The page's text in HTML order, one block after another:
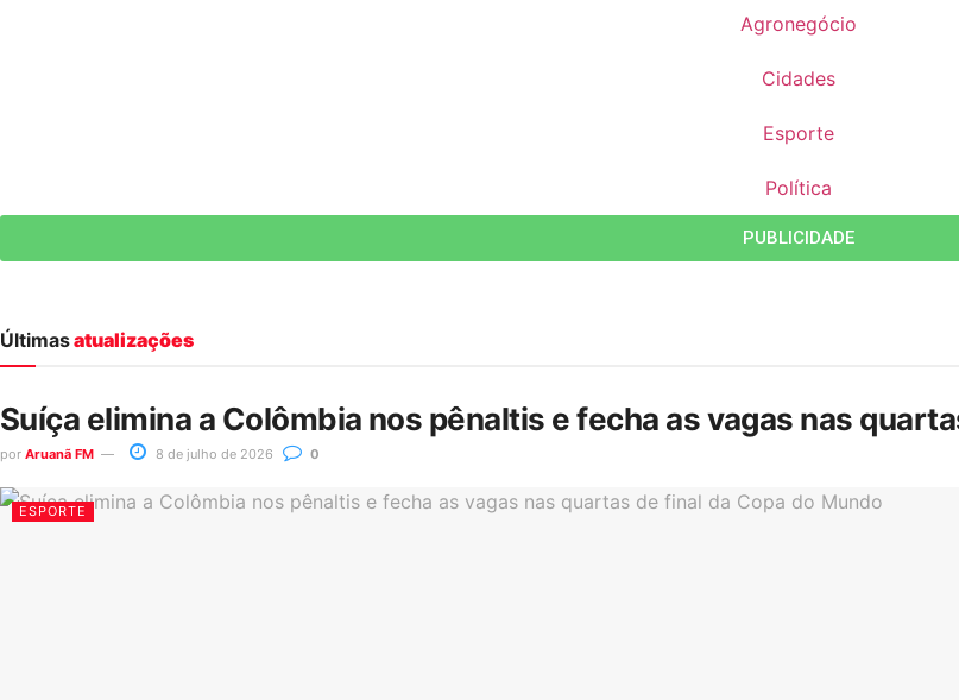
Agronegócio
Cidades
Esporte
Política
PUBLICIDADE
Últimasatualizações
Suíça elimina a Colômbia nos pênaltis e fecha as vagas nas
por Aruanã FM 8 de julho de 2026 0
ESPORTE